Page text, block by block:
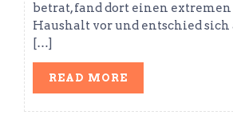
betrat, fand dort einen extremen
Haushalt vor und entschied
[…]
READ MORE